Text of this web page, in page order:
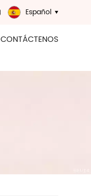
Español
CONTÁCTENOS